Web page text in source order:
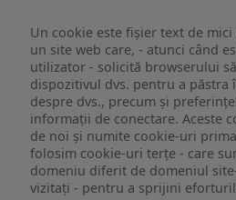
Un cookie este fişier text de
un site web care, - atunci când
utilizator - solicită browserului
dispozitivul dvs. pentru a
despre dvs., precum și
informații de conectare. Aceste
de noi și numite cookie-uri
folosim cookie-uri terțe - care
domeniu diferit de domeniul
vizitați - pentru a sprijini